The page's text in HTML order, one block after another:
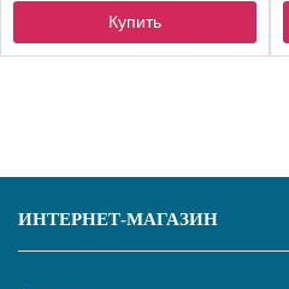
Купить
ИНТЕРНЕТ-МАГАЗИН